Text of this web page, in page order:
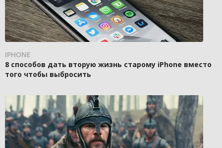
IPHONE
8 способов дать вторую жизнь старому iPhone вместо
того чтобы выбросить